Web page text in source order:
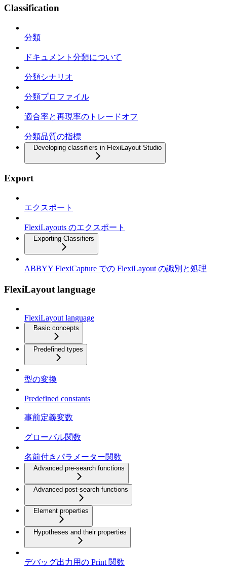
Classification
分類
ドキュメント分類について
分類シナリオ
分類プロファイル
適合率と再現率のトレードオフ
分類品質の指標
Developing classifiers in FlexiLayout Studio
Export
エクスポート
FlexiLayouts のエクスポート
Exporting Classifiers
ABBYY FlexiCapture での FlexiLayout の識別と処理
FlexiLayout language
FlexiLayout language
Basic concepts
Predefined types
型の変換
Predefined constants
事前定義変数
グローバル関数
名前付きパラメーター関数
Advanced pre-search functions
Advanced post-search functions
Element properties
Hypotheses and their properties
デバッグ出力用の Print 関数